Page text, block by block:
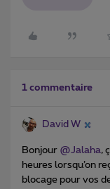
1 commentaire
David W
Bonjour ​ @Jalaha,
heures lorsqu’on
blocage pour vos